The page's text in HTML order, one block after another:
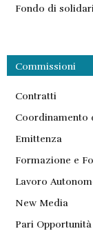
Fondo di
Commissioni
Contratti
Coordinamento
Emittenza
Formazione e
Lavoro
New Media
Pari Opportunità